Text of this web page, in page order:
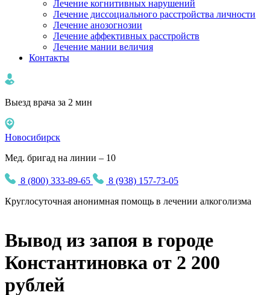
Лечение когнитивных нарушений
Лечение диссоциального расстройства личности
Лечение анозогнозии
Лечение аффективных расстройств
Лечение мании величия
Контакты
Выезд врача за 2 мин
Новосибирск
Мед. бригад на линии – 10
8 (800) 333-89-65
8 (938) 157-73-05
Круглосуточная анонимная помощь в лечении алкоголизма
Вывод из запоя в городе
Константиновка от 2 200
рублей